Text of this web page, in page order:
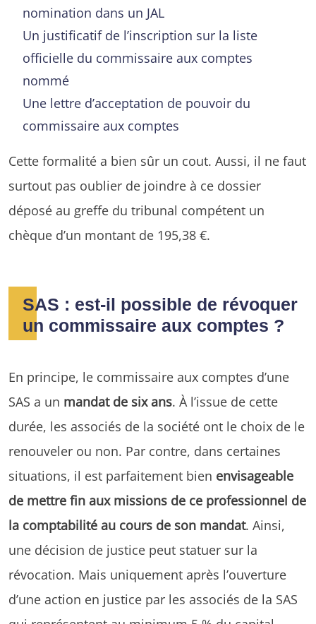
nomination dans un JAL
Un justificatif de l’inscription sur la liste
officielle du commissaire aux comptes
nommé
Une lettre d’acceptation de pouvoir du
commissaire aux comptes
Cette formalité a bien sûr un cout. Aussi, il ne faut
surtout pas oublier de joindre à ce dossier
déposé au greffe du tribunal compétent un
chèque d’un montant de 195,38 €.
SAS : est-il possible de révoquer
un commissaire aux comptes ?
En principe, le commissaire aux comptes d’une
SAS a un mandat de six ans. À l’issue de cette
durée, les associés de la société ont le choix de le
renouveler ou non. Par contre, dans certaines
situations, il est parfaitement bien envisageable
de mettre fin aux missions de ce professionnel de
la comptabilité au cours de son mandat. Ainsi,
une décision de justice peut statuer sur la
révocation. Mais uniquement après l’ouverture
d’une action en justice par les associés de la SAS